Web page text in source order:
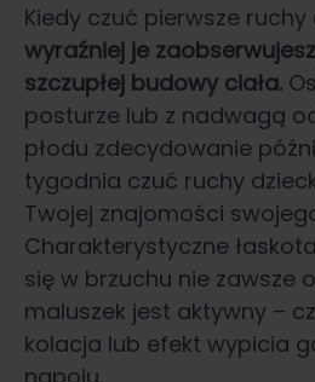
Kiedy czuć pierwsze ruchy
wyraźniej je
szczupłej budowy ciała.
posturze lub z nadwagą
płodu zdecydowanie
tygodnia czuć ruchy
Twojej znajomości
Charakterystyczne
się w brzuchu nie zawsze
maluszek jest aktywny –
kolacja lub efekt wypicia